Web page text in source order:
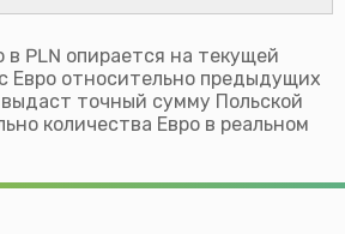
в PLN опирается на текущей
Евро относительно предыдущих
точный сумму Польской
количества Евро в реальном